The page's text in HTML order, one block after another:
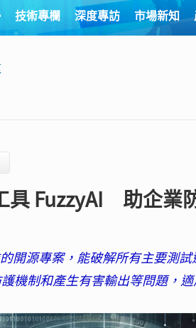
技術專欄 深度專訪 市場新知
具 FuzzyAI 助企業
開源專案，能破解所有主要測
機制和產生有害輸出等問題，